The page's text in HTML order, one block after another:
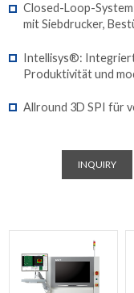
Closed-Loop-
mit Siebdrucker,
Intellisys®:
Produktivität und
Allround 3D SPI für
INQUIRY